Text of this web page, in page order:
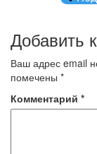
Добавить
Ваш адрес email
помечены *
Комментарий *